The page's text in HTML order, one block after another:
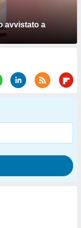
avvistato a